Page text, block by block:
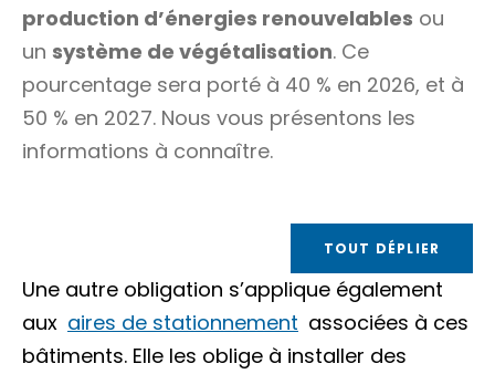
production d’énergies renouvelables ou
un système de végétalisation. Ce
pourcentage sera porté à 40 % en 2026, et à
50 % en 2027. Nous vous présentons les
informations à connaître.
TOUT DÉPLIER
Une autre obligation s’applique également
aux aires de stationnement associées à ces
bâtiments. Elle les oblige à installer des